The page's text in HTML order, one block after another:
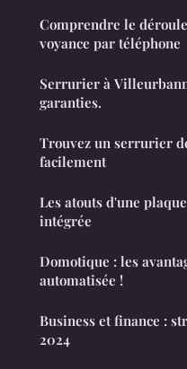
Comprendre le
voyance par téléphone
Serrurier à
garanties.
Trouvez un serrurier
facilement
Les atouts d'une
intégrée
Domotique : les
automatisée !
Business et finance :
2024